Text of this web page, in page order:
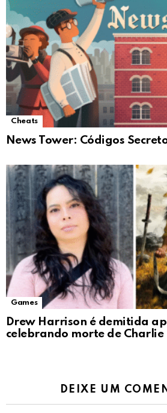
Cheats
News Tower: Códigos
Games
Drew Harrison é demitida
celebrando morte de Charlie
DEIXE UM